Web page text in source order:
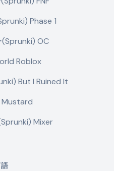
Phase 1
OC
Roblox
But I Ruined It
Mixer